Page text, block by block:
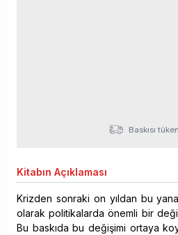
Baskısı
Kitabın Açıklaması
Krizden sonraki on yıldan bu
olarak politikalarda önemli bir
Bu baskıda bu değişimi ortaya